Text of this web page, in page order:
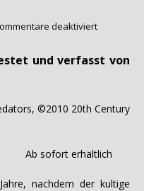
deaktiviert
von
©2010 20th Century
nachdem der kultige